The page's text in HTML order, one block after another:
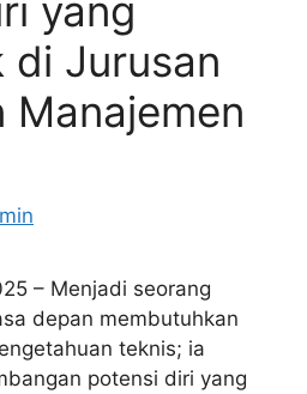
yang
di Jurusan
Manajemen
– Menjadi seorang
depan membutuhkan
teknis; ia
potensi diri yang